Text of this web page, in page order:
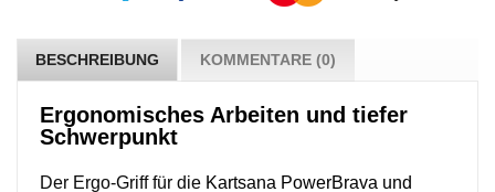
BESCHREIBUNG KOMMENTARE (0)
Ergonomisches Arbeiten und tiefer
Schwerpunkt
Der Ergo-Griff für die Kartsana PowerBrava und